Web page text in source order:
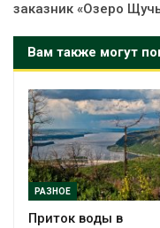
заказник «Озеро
Вам также могут
РАЗНОЕ
Приток воды в